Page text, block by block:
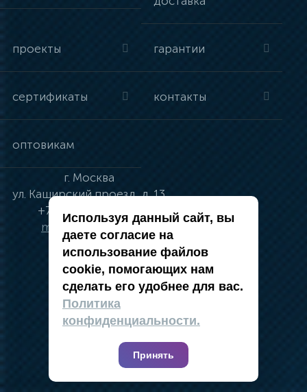
проекты гарантии
сертификаты контакты
оптовикам
г. Москва
ул. Каширский проезд, д. 13
+7 (495) 134-41-83
moskva@vincci.ru
политика в отношении обработки
персональных данных
публичная оферта
карта сайта
2019 — 2026 @ Компания Vincci
Используя данный сайт, вы
даете согласие на
использование файлов
cookie, помогающих нам
сделать его удобнее для вас.
Политика
конфиденциальности.
Принять